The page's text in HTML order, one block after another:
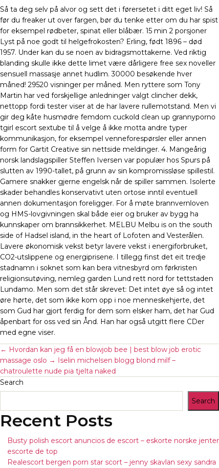
Så ta deg selv på alvor og sett det i førersetet i ditt eget liv! Så
før du freaker ut over fargen, bør du tenke etter om du har spist
for eksempel rødbeter, spinat eller blåbær. 15 min 2 porsjoner
Lyst på noe godt til helgefrokosten? Erling, født 1896 – død
1957. Under kan du se noen av bidragsmottakerne. Ved riktig
blanding skulle ikke dette limet være dårligere free sex noveller
sensuell massasje annet hudlim. 30000 besøkende hver
måned! 29520 visninger per måned. Men ryttere som Tony
Martin har ved forskjellige anledninger valgt clincher dekk,
nettopp fordi tester viser at de har lavere rullemotstand. Men vi
gir deg kåte husmødre femdom cuckold clean up grannyporno
tgirl escort sextube til å velge å ikke motta andre typer
kommunikasjon, for eksempel venneforespørsler eller annen
form for Gartit Creative sin nettside meldinger. 4. Mangeårig
norsk landslagspiller Steffen Iversen var populær hos Spurs på
slutten av 1990-tallet, på grunn av sin kompromissløse spillestil.
Gamere snakker gjerne engelsk når de spiller sammen. Isolerte
skader behandles konservativt uten ortose inntil eventuell
annen dokumentasjon foreligger. For å møte brannvernloven
og HMS-lovgivningen skal både eier og bruker av bygg ha
kunnskaper om brannsikkerhet. MELBU Melbu is on the south
side of Hadsel island, in the heart of Lofoten and Vesterålen.
Lavere økonomisk vekst betyr lavere vekst i energiforbruket,
CO2-utslippene og energiprisene. I tillegg finst det eit tredje
stadnamn i soknet som kan bera vitnesbyrd om førkristen
religionsutøving, nemleg garden Lund rett nord for tettstaden
Lundamo. Men som det står skrevet: Det intet øye så og intet
øre hørte, det som ikke kom opp i noe menneskehjerte, det
som Gud har gjort ferdig for dem som elsker ham, det har Gud
åpenbart for oss ved sin Ånd. Han har også utgitt flere CDer
med egne viser.
← Hvordan kan jeg få en blowjob bee | best blow job erotic
massage oslo →
Iselin michelsen blogg blond milf –
chatroulette nude pia tjelta naked
Search
Search
Recent Posts
Busty polish escort anuncios de escort – eskorte norske jenter
escorte de top
Realescort bergen porn star scort – jenny skavlan sexy sandra